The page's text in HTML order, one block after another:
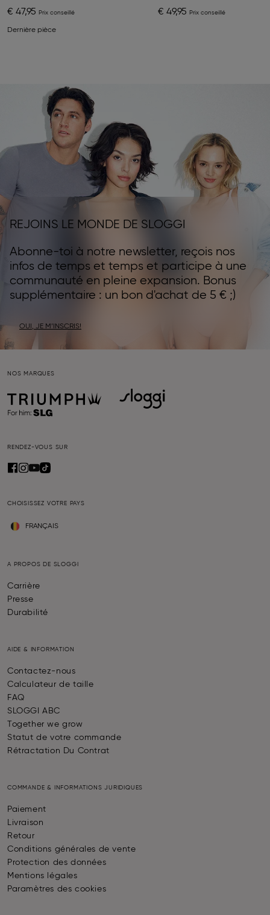
€ 47,95
Dernière pièce
€ 49,95
REJOINS LE MONDE DE SLOGGI
Abonne-toi à notre newsletter, reçois nos
infos de temps et temps et participe à une
communauté en pleine expansion. Bonus
supplémentaire : un bon d'achat de 5 € ;)
OUI, JE M’INSCRIS!
NOS MARQUES
RENDEZ-VOUS SUR
CHOISISSEZ VOTRE PAYS
FRANÇAIS
A PROPOS DE SLOGGI
Carrière
Presse
Durabilité
AIDE & INFORMATION
Contactez-nous
Calculateur de taille
FAQ
SLOGGI ABC
Together we grow
Statut de votre commande
Rétractation Du Contrat
COMMANDE & INFORMATIONS JURIDIQUES
Paiement
Livraison
Retour
Conditions générales de vente
Protection des données
Mentions légales
Paramètres des cookies